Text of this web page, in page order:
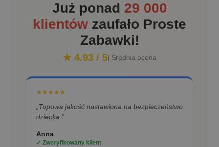
Już ponad 29 000
klientów zaufało Proste
Zabawki!
★ 4.93 / 5| Średnia ocena
★★★★★
„Topowa jakość nastawiona na bezpieczeństwo
dziecka.”
Anna
✓ Zweryfikowany klient